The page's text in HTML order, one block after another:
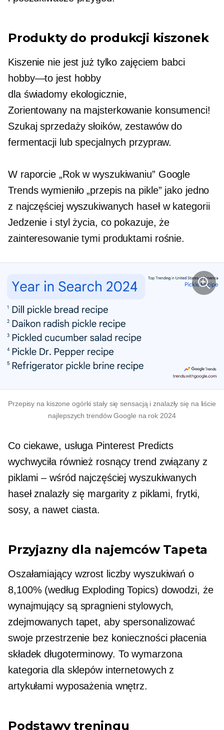
Produkty do produkcji kiszonek
Kiszenie nie jest już tylko zajęciem babci
hobby—to jesthobby
dla świadomy ekologicznie,
Zorientowany na majsterkowanie konsumenci!
Szukaj sprzedaży słoików, zestawów do
fermentacji lub specjalnych przypraw.
W raporcie „Rok w wyszukiwaniu” Google
Trends wymieniło „przepis na pikle” jako jedno
z najczęściej wyszukiwanych haseł w kategorii
Jedzenie i styl życia, co pokazuje, że
zainteresowanie tymi produktami rośnie.
Przepisy na kiszone ogórki stały się sensacją i znalazły się na liście
najlepszych trendów Google na rok 2024
Co ciekawe, usługa Pinterest Predicts
wychwyciła również rosnący trend związany z
piklami – wśród najczęściej wyszukiwanych
haseł znalazły się margarity z piklami, frytki,
sosy, a nawet ciasta.
Przyjazny dla najemcówTapeta
Oszałamiający wzrost liczby wyszukiwań o
8,100% (według Exploding Topics) dowodzi, że
wynajmujący są spragnieni stylowych,
zdejmowanych tapet, aby spersonalizować
swoje przestrzenie bez konieczności płacenia
składekdługoterminowy. To wymarzona
kategoria dla sklepów internetowych z
artykułami wyposażenia wnętrz.
Podstawy treningu